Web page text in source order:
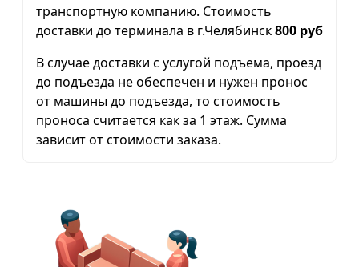
транспортную компанию. Стоимость
доставки до терминала в г.Челябинск800 руб
В случае доставки с услугой подъема, проезд
до подъезда не обеспечен и нужен пронос
от машины до подъезда, то стоимость
проноса считается как за 1 этаж. Сумма
зависит от стоимости заказа.